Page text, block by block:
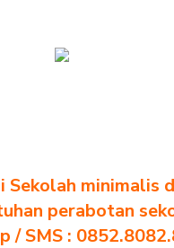
Sekolah minimalis
perabotan
/ SMS :